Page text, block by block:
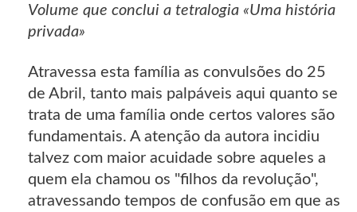
Volume que conclui a tetralogia «Uma história
privada»
Atravessa esta família as convulsões do 25
de Abril, tanto mais palpáveis aqui quanto se
trata de uma família onde certos valores são
fundamentais. A atenção da autora incidiu
talvez com maior acuidade sobre aqueles a
quem ela chamou os "filhos da revolução",
atravessando tempos de confusão em que as